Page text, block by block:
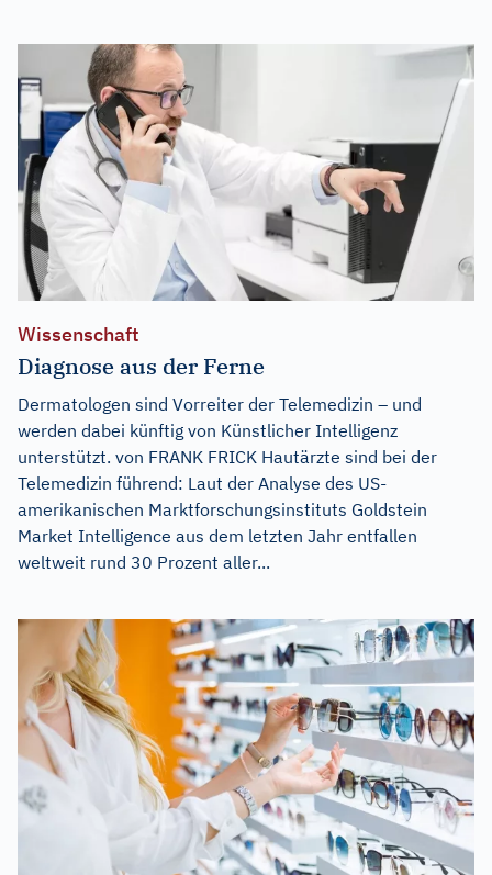
Wissenschaft
Diagnose aus der Ferne
Dermatologen sind Vorreiter der Telemedizin – und
werden dabei künftig von Künstlicher Intelligenz
unterstützt. von FRANK FRICK Hautärzte sind bei der
Telemedizin führend: Laut der Analyse des US-
amerikanischen Marktforschungsinstituts Goldstein
Market Intelligence aus dem letzten Jahr entfallen
weltweit rund 30 Prozent aller...